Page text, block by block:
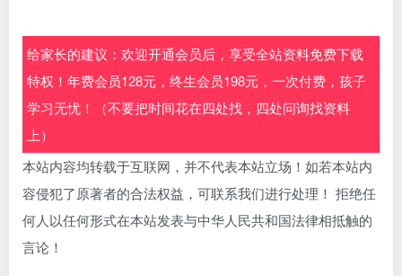
给家长的建议：欢迎开通会员后，享受全站资料免费下载
特权！年费会员128元，终生会员198元，一次付费，孩子
学习无忧！（不要把时间花在四处找，四处问询找资料
上）
本站内容均转载于互联网，并不代表本站立场！如若本站内
容侵犯了原著者的合法权益，可联系我们进行处理！ 拒绝任
何人以任何形式在本站发表与中华人民共和国法律相抵触的
言论！